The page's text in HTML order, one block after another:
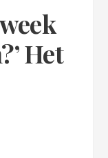
Het